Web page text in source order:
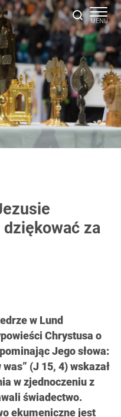
dziękować za
w Lund
Chrystusa o
Jego słowa:
(J 15, 4) wskazał
w zjednoczeniu z
świadectwo.
ekumeniczne jest